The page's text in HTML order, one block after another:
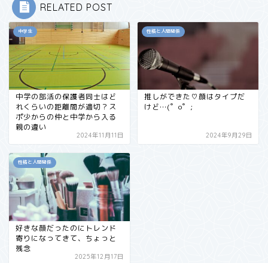
RELATED POST
中学生
中学の部活の保護者同士はど
れくらいの距離間が適切？ス
ポ少からの仲と中学から入る
親の違い
2024年11月11日
性格と人間関係
推しができた♡顔はタイプだ
けど…(゜o゜;
2024年9月29日
性格と人間関係
好きな顔だったのにトレンド
寄りになってきて、ちょっと
残念
2025年12月17日